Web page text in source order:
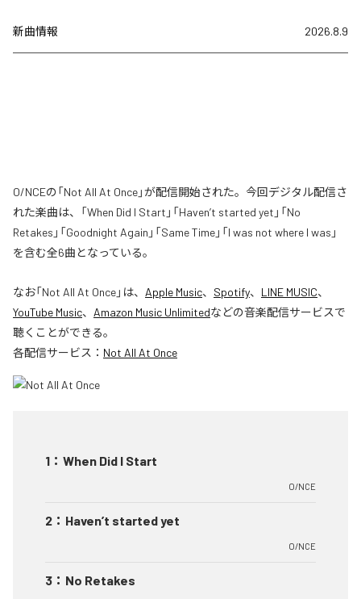
新曲情報 2026.8.9
O/NCEの「Not All At Once」が配信開始された。今回デジタル配信さ
れた楽曲は、「When Did I Start」「Haven’t started yet」「No
Retakes」「Goodnight Again」「Same Time」「I was not where I was」
を含む全6曲となっている。
なお「Not All At Once」は、 Apple Music、 Spotify、 LINE MUSIC、
YouTube Music、 Amazon Music Unlimitedなどの音楽配信サービスで
聴くことができる。
各配信サービス： Not All At Once
1 ： When Did I Start
O/NCE
2 ： Haven’t started yet
O/NCE
3 ： No Retakes